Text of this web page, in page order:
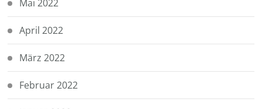
Mai 2022
April 2022
März 2022
Februar 2022